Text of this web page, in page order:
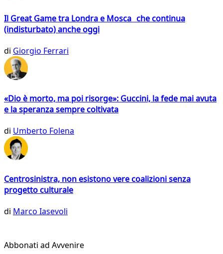
Il Great Game tra Londra e Mosca che continua
(indisturbato) anche oggi
di Giorgio Ferrari
«Dio è morto, ma poi risorge»: Guccini, la fede mai avuta
e la speranza sempre coltivata
di Umberto Folena
Centrosinistra, non esistono vere coalizioni senza
progetto culturale
di Marco Iasevoli
Abbonati ad Avvenire